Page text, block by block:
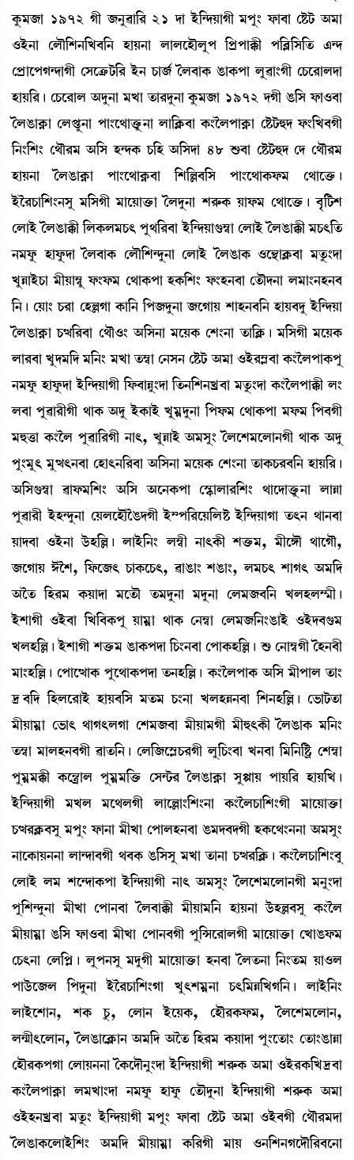
Aå¡³\à 1972 Kã \>å¯à[¹ 21 ƒà Òü[@ƒÚàKã ³šå} ó¡à¤à ëÊ¡i¡ "³à
*Òü>à ëºï[Å>[J¤[> ÒàÚ>à ºàºìÒïºåš [šøšàB¡ã š[¤Ã[Î[t¡ &@ƒ
ëšøàìšK@ƒàKã ëÎìyû¡i¡[¹ Òü> W¡à\¢ íº¤àA¡ R¡àA¡šà ºå¯à}Kã ëW¡ì¹àºƒà
ÒàÚ[¹¡ú ëW¡ì¹àº "ƒå>à ³Jà t¡à¹ƒå>à Aå¡³\à 1972 ƒKã R¡[Î ó¡à*¤à
íºR¡àA¥¡à ëºœ¡æ>à šà}ì=àv¡ûå¡>à ºà[AÃ¡¤à A¡}îºšàA¥¡à ëÊ¡i¡×ƒ ó¡}[J¤Kã
[>}[Å} ë=ï¹³ "[Î Ò@ƒA¡ W¡[Ò "[Îƒà 48 Ç¡¤à ëÊ¡i¡×ƒ ëƒ ë=ï¹³
ÒàÚ>à íºR¡àA¥¡à šà}ì=àA¥¡¤à [Å[À¤[Î šà}ì=àA¡ó¡³ ë=àìv¡û¡¡ú
Òüî¹W¡à[Å}>Îå ³[ÎKã ³àìÚàv¡û¡à íºƒå>à Å¹ç¡A¡ Úàó¡³ ë=àìv¡û¡¡ú ¤õ[i¡Å
ëºàÒü íºR¡àB¡ã [ºA¡º³W¡; šå=[¹¤à Òü[@ƒÚàP¡´¬à ëºàÒü íºR¡àB¡ã ³W¡;[t¡
>³óå¡ Òàóå¡ƒà íº¤àA¡ ëºï[Å@ƒå>à ëºàÒü íºR¡àA¡ *ì”‚àAÃ¡¤à ³tå¡}ƒà
JåÄàÒüW¡à ³ãÚà´¬å ó¡}ó¡³ ë=àA¡šà ÒA¡[Å} ó¡}Ò>¤à ët¡ïƒ>à º³à}>Ò>¤
[>¡ú ëÚà} W¡¹à ëÒÀKà A¡à[> [š\ƒå>à \ìKàÚ ÅàÒ>¤[> ÒàÚ¤ƒå Òü[@ƒÚà
íºR¡àA¥¡à W¡x[¹¤à ë=ï*} "[Î>à ³ìÚA¡ ëÅ}>à t¡à[AÃ¡¡ú ³[ÎKã ³ìÚA¡
ºà¹¤à Jåƒ³[ƒ ³[>} ³Jà t¡´¬à ë>Î> ëÊ¡i¡ "³à *Òü¹´Ã¤à A¡}îºšàA¡šå
>³óå¡ Òàóå¡ƒà Òü[@ƒÚàKã [ó¡¤àÄå}ƒà [t¡>[Å>Jø¤à ³tå¡}ƒà A¡}îºšàB¡ã º}
º¤à šå¯à¹ãKã =àA¡ "ƒå ÒüA¡àÒü Jå³¥ƒå>à [šó¡³ ë=àA¡šà ³ó¡³ [š¤Kã
³×v¡à A¡}îº šå¯à[¹Kã >à;, JåÄàÒü "³Îå} íºìÅ³ìºà>Kã =àA¡ "ƒå
šå}³å; ³åx;>¤à ëÒà;>[¹¤à "[Î>à ³ìÚA¡ ëÅ}>à t¡àA¡W¡¹¤[> ÒàÚ[¹¡ú
"[ÎP¡´¬à ¯àó¡³[Å} "[Î "ì>A¡šà ëÑHþàºà¹[Å} =àìƒàv¡ûå¡>à ºàÄà
šå¯à¹ã ÒüÒ@ƒå>à ëÚºìÒïîR¡ƒKã Òü´š[¹ìÚ[ºÊ¡ Òü[@ƒÚàKà t¡;> =à>¤à
Úàƒ¤à *Òü>à l¡üÒ[À¡ú ºàÒü[>} º´¬ã >à;A¡ã Åv¡û¡³, ³ãìUï =àìKï,
\ìKàÚ #îÅ, [ó¡ì\; W¡àA¡ìW¡;, ¯àR¡à} ÅR¡à}, º³W¡; ÅàK; "³[ƒ
"ît¡ [Ò¹³ A¡Úàƒà ³ìt¡ï t¡³ƒå>à ³ƒå>à ëº³\¤[> JºÒº´¶ã¡ú
ÒüÅàKã *Òü¤à [J[¤A¡šå Úà³¥à =àA¡ ë>´¬à ëº³\[>}R¡àÒü *Òüƒ¤P¡³
JºÒ[À¡ú ÒüÅàKã Åv¡û¡³ R¡àA¡šƒà [W¡}>¤à ëšàA¡Ò[À¡ú Ç¡ ë>à´¬Kã íÒ>¤ã
³à}Ò[À¡ú ëšàìxàA¡ šåì=àA¡šƒà t¡>Ò[À¡ú A¡}îºšàA¡ "[Î ³ãšàº t¡à}
‰¤[ƒ [Òºì¹àÒü ÒàÚ¤[Î ³t¡³ W¡}>à JºÒÄ>¤à [Å>Ò[À¡ú ë®¡ài¡t¡à
³ãÚà³¥à ë®¡à; =àK;ºKà ëÅ³\¤à ³ãÚà³Kã ³ã×;A¡ã íºR¡àA¡ ³[>}
t¡´¬à ³àºÒ>¤Kã ¯àt¡[>¡ú ëº[\ìÑÃW¡¹Kã ºå[W¡}¤à J>¤à [³[>[Ê¡ö ëÅ´¬à
šå³¥³B¡ã A¡ì”|àº šå³¥³[v¡û¡ ëÎ@i¡¹ íºR¡àA¥¡à ÎåÙàÚ šàÚ[¹ ÒàÚ[J¡ú
Òü[@ƒÚàKã ³Jº ³ì=ºKã ºàìÀà}[Å}>à A¡}îºW¡à[Å}Kã ³àìÚàv¡û¡à
W¡x¹AÃ¡¤Îå ³šå} ó¡à>à ³ãJà ëšàºÒ>¤à R¡³ƒ¤ƒKã ÒA¡ì=}>>à "³Îå}
>àìA¡àÚ>>à ºà@ƒà¤Kã =¤A¡ R¡[ÎÎå ³Jà t¡à>à W¡x¹[AÃ¡¡ú A¡}îºW¡à[Å}¤å
ëºàÒü º³ Åì@ƒàA¡šà Òü[@ƒÚàKã >à; "³Îå} íºìÅ³ìºà>Kã ³>å}ƒà
šå[Å@ƒå>à ³ãJà ëšà>¤à íº¤àB¡ã ³ãÚà³[> ÒàÚ>à l¡üÒÀ¤Îå A¡}îº
³ãÚà³¥à R¡[Î ó¡à*¤à ³ãJà ëšà>¤Kã šå[Xì¹àºKã ³àìÚàv¡û¡à ëJàR¡ó¡³
ëW¡;>à ëº[šÃ¡ú ºåš>Îå ³ƒåKã ³àìÚàv¡û¡à Ò>¤à íºt¡>à [>}t¡³ Úà*º
šàl¡üì\º [šƒå>à Òüî¹W¡à[Å}Kà Jå;Å³¥>à W¡;[³Ä[JK[>¡ú ºàÒü[>}
ºàÒüìÅà>, ÅA¡ Wå¡, ëºà> ÒüìÚA¡, ëÒï¹A¡ó¡³, íºìÅ³ìºà>,
º@µã;ìºà>, íºR¡àìAÃ¡à> "³[ƒ "ît¡ [Ò¹³ A¡Úàƒà šå}ìt¡à} ët¡à}R¡àÄà
ëÒï¹A¡šKà ëºàÚ>>à íA¡ìƒï>å}ƒà Òü[@ƒÚàKã Å¹ç¡A¡ "³à *Òü¹A¡[J‰¤à
A¡}îºšàA¥¡à º³Jà}ƒà >³óå¡ Òàóå¡ ët¡ïƒå>à Òü[@ƒÚàKã Å¹ç¡A¡ "³à
*ÒüÒ>Jø¤à ³tå¡} Òü[@ƒÚàKã ³šå} ó¡à¤à ëÊ¡i¡ "³à *Òü¤Kã ë=ï¹³ƒà
íºR¡àA¡ìºàÒü[Å} "³[ƒ ³ãÚà³¥à A¡[¹Kã ³àÚ *>[Å>Kìƒï[¹¤ì>à